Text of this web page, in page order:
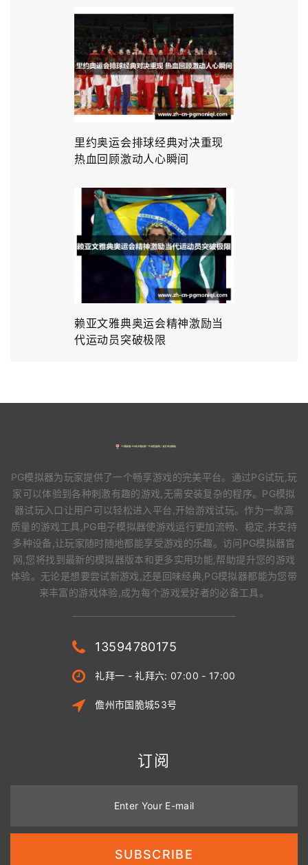
里约奥运会排球经典对决重现
热血回顾激动人心瞬间
赖亚文雅典奥运会精神激励当
代运动员突破极限
PG模拟器为玩家提供了一个畅享游戏的完美平台。通过PG试玩,玩
家可以体验到各种刺激有趣的游戏,无需安装复杂的程序。PG模拟
器试玩入口让用户可以轻松进入平台,开始游戏试玩。作为一款高
质量的游戏工具,PG电子模拟器使游戏运行更加流畅、稳定,并支持
多种设备,让玩家随时随地都能享受游戏的乐趣。访问PG模拟器官
网,您将找到最新的模拟器版本和更多实用功能,帮助提升您的游戏
体验。无论是想要尝试新游戏,还是回味经典,PG模拟器都能为您带
来丰富的游戏体验,成为每个游戏爱好者的必备工具。
13594780175
礼拜一 - 礼拜六: 07:00 - 17:00
儋州市国脆城53号
订阅
Enter Your E-mail
SUBSCRIBE